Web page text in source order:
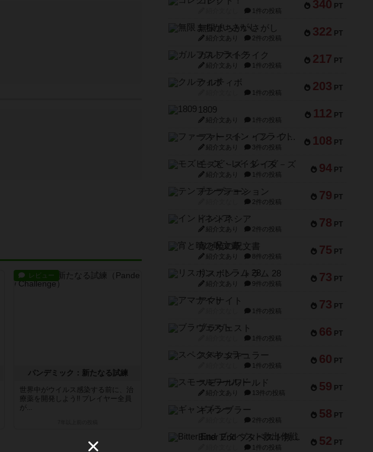
レビュー
パンデミック：新たなる試練
世界中がウイルス感染する前に、治
療薬を開発しよう!! プレイヤー全員
が...
340 PT
1件の投稿
322 PT
無限まちがいさがし
紹介文あり 2件の投稿
217 PT
ガルフストライク
紹介文あり 1件の投稿
203 PT
クルティボ
1件の投稿
112 PT
1809
紹介文あり 1件の投稿
108 PT
ファースト・イン・フライト
紹介文あり 3件の投稿
94 PT
モズビ－ズ・レイダ－ズ
紹介文あり 1件の投稿
79 PT
テンプテーション
2件の投稿
78 PT
インドネシア
紹介文あり 2件の投稿
75 PT
宵と暁の呪文書
紹介文あり 8件の投稿
73 PT
リスボン・トラム 28
紹介文あり 9件の投稿
73 PT
アマナイト
1件の投稿
66 PT
ブラヴェスト
1件の投稿
60 PT
スペクタキュラー
1件の投稿
59 PT
スモールワールド
紹介文あり 13件の投稿
58 PT
ギャンブラー
2件の投稿
52 PT
Bitter End ブタペスト救出作戦
1件の投稿